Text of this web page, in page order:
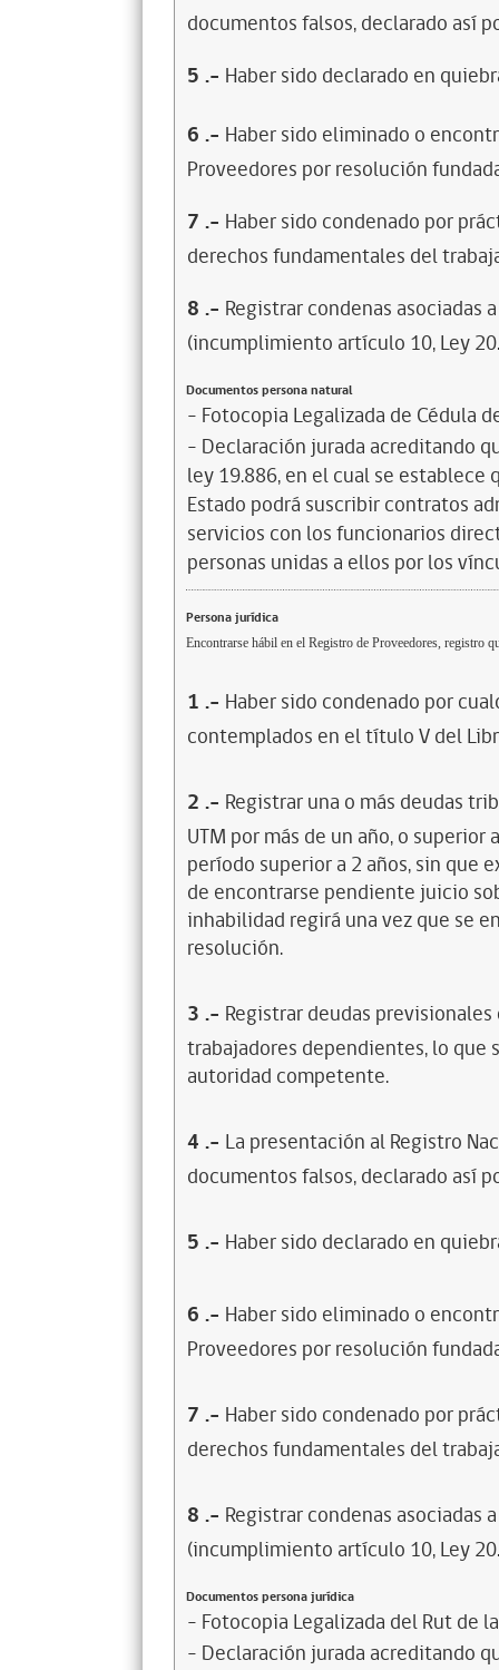
documentos falsos, declarado así
5 .- Haber sido declarado en
6 .- Haber sido eliminado o
Proveedores por resolución
7 .- Haber sido condenado por
derechos fundamentales del
8 .- Registrar condenas asociadas
(incumplimiento artículo 10, Ley
Documentos persona natural
- Fotocopia Legalizada de Cédula
- Declaración jurada acreditando
ley 19.886, en el cual se
Estado podrá suscribir contratos
servicios con los funcionarios
personas unidas a ellos por los
Persona jurídica
Encontrarse hábil en el Registro de Proveedores, registro
1 .- Haber sido condenado por
contemplados en el título V del
2 .- Registrar una o más deudas
UTM por más de un año, o
período superior a 2 años, sin que
de encontrarse pendiente juicio
inhabilidad regirá una vez que se
resolución.
3 .- Registrar deudas
trabajadores dependientes, lo
autoridad competente.
4 .- La presentación al Registro
documentos falsos, declarado así
5 .- Haber sido declarado en
6 .- Haber sido eliminado o
Proveedores por resolución
7 .- Haber sido condenado por
derechos fundamentales del
8 .- Registrar condenas asociadas
(incumplimiento artículo 10, Ley
Documentos persona jurídica
- Fotocopia Legalizada del Rut de
- Declaración jurada acreditando